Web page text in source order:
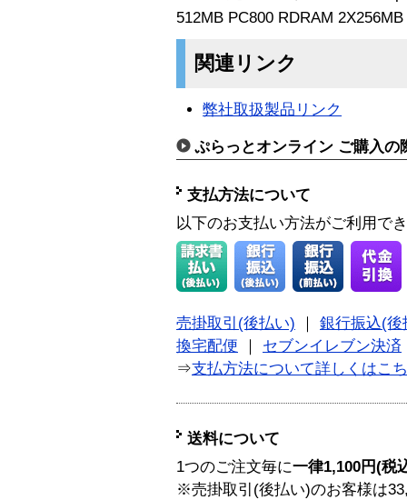
512MB PC800 RDRAM
関連リンク
弊社取扱製品リンク
ぷらっとオンライン ご購入の
支払方法について
以下のお支払い方法がご利用で
売掛取引(後払い)
銀行振込(後
換宅配便
セブンイレブン決済
⇒支払方法について詳しくはこ
送料について
1つのご注文毎に一律1,100円(税
※売掛取引(後払い)のお客様は